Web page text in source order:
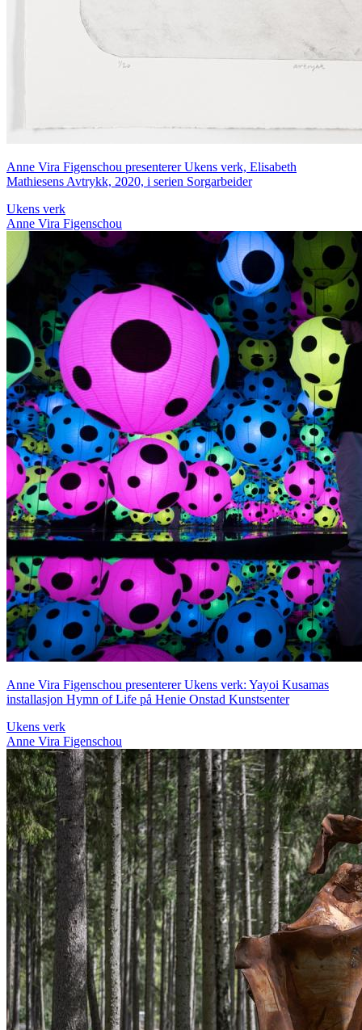
Anne Vira Figenschou presenterer Ukens verk, Elisabeth
Mathiesens Avtrykk, 2020, i serien Sorgarbeider
Ukens verk
Anne Vira Figenschou
Anne Vira Figenschou presenterer Ukens verk: Yayoi Kusamas
installasjon Hymn of Life på Henie Onstad Kunstsenter
Ukens verk
Anne Vira Figenschou